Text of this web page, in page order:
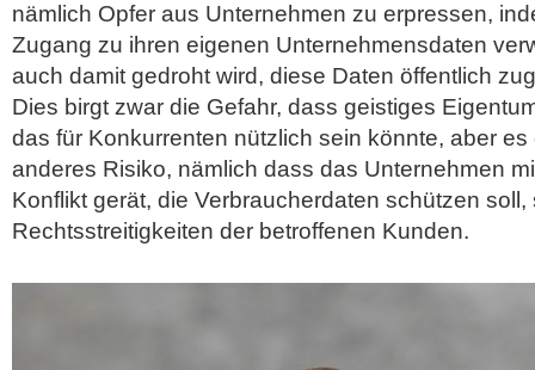
nämlich Opfer aus Unternehmen zu erpressen,
Zugang zu ihren eigenen Unternehmensdaten
auch damit gedroht wird, diese Daten öffentlich
Dies birgt zwar die Gefahr, dass geistiges
das für Konkurrenten nützlich sein könnte, aber
anderes Risiko, nämlich dass das Unternehmen
Konflikt gerät, die Verbraucherdaten schützen soll,
Rechtsstreitigkeiten der betroffenen Kunden.